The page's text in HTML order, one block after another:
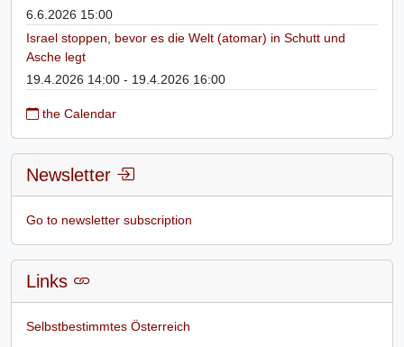
6.6.2026 15:00
Israel stoppen, bevor es die Welt (atomar) in Schutt und
Asche legt
19.4.2026 14:00 - 19.4.2026 16:00
the Calendar
Newsletter
Go to newsletter subscription
Links
Selbstbestimmtes Österreich